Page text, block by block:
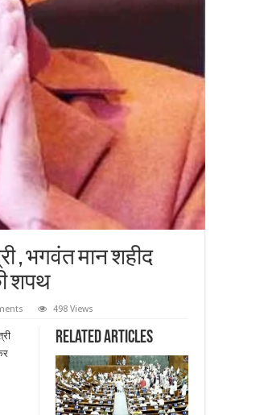
, भगवंत मान शहीद
शपथ
498 Views
Related Articles